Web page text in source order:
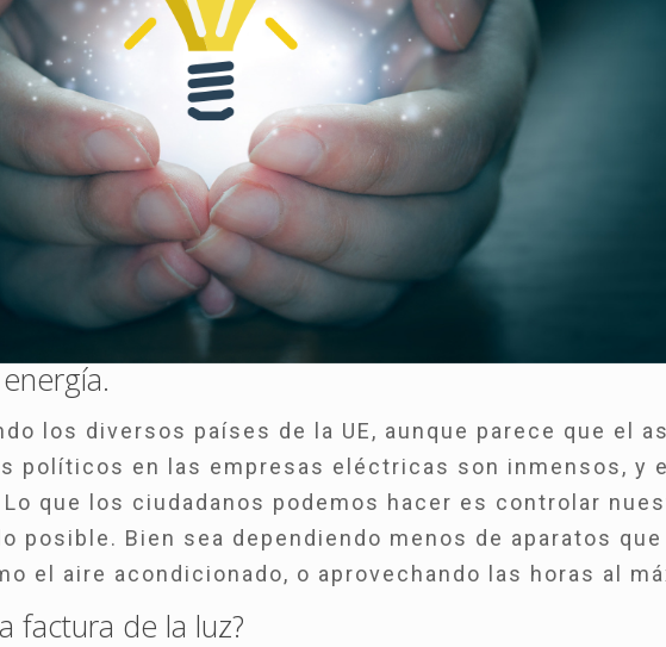
los diversos países de la UE, aunque parece que el
políticos en las empresas eléctricas son inmensos, y
que los ciudadanos podemos hacer es controlar
posible. Bien sea dependiendo menos de aparatos que
el aire acondicionado, o aprovechando las horas al
factura de la luz?